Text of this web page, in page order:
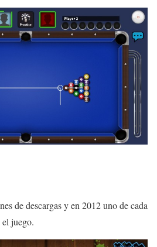
de descargas y en 2012 uno de cada
juego.